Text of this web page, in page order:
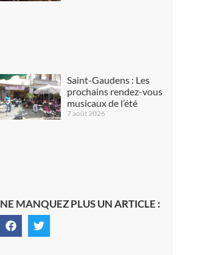
Saint-Gaudens : Les
prochains rendez-vous
musicaux de l’été
7 août 2026
NE MANQUEZ PLUS UN ARTICLE :